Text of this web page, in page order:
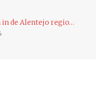
regio…